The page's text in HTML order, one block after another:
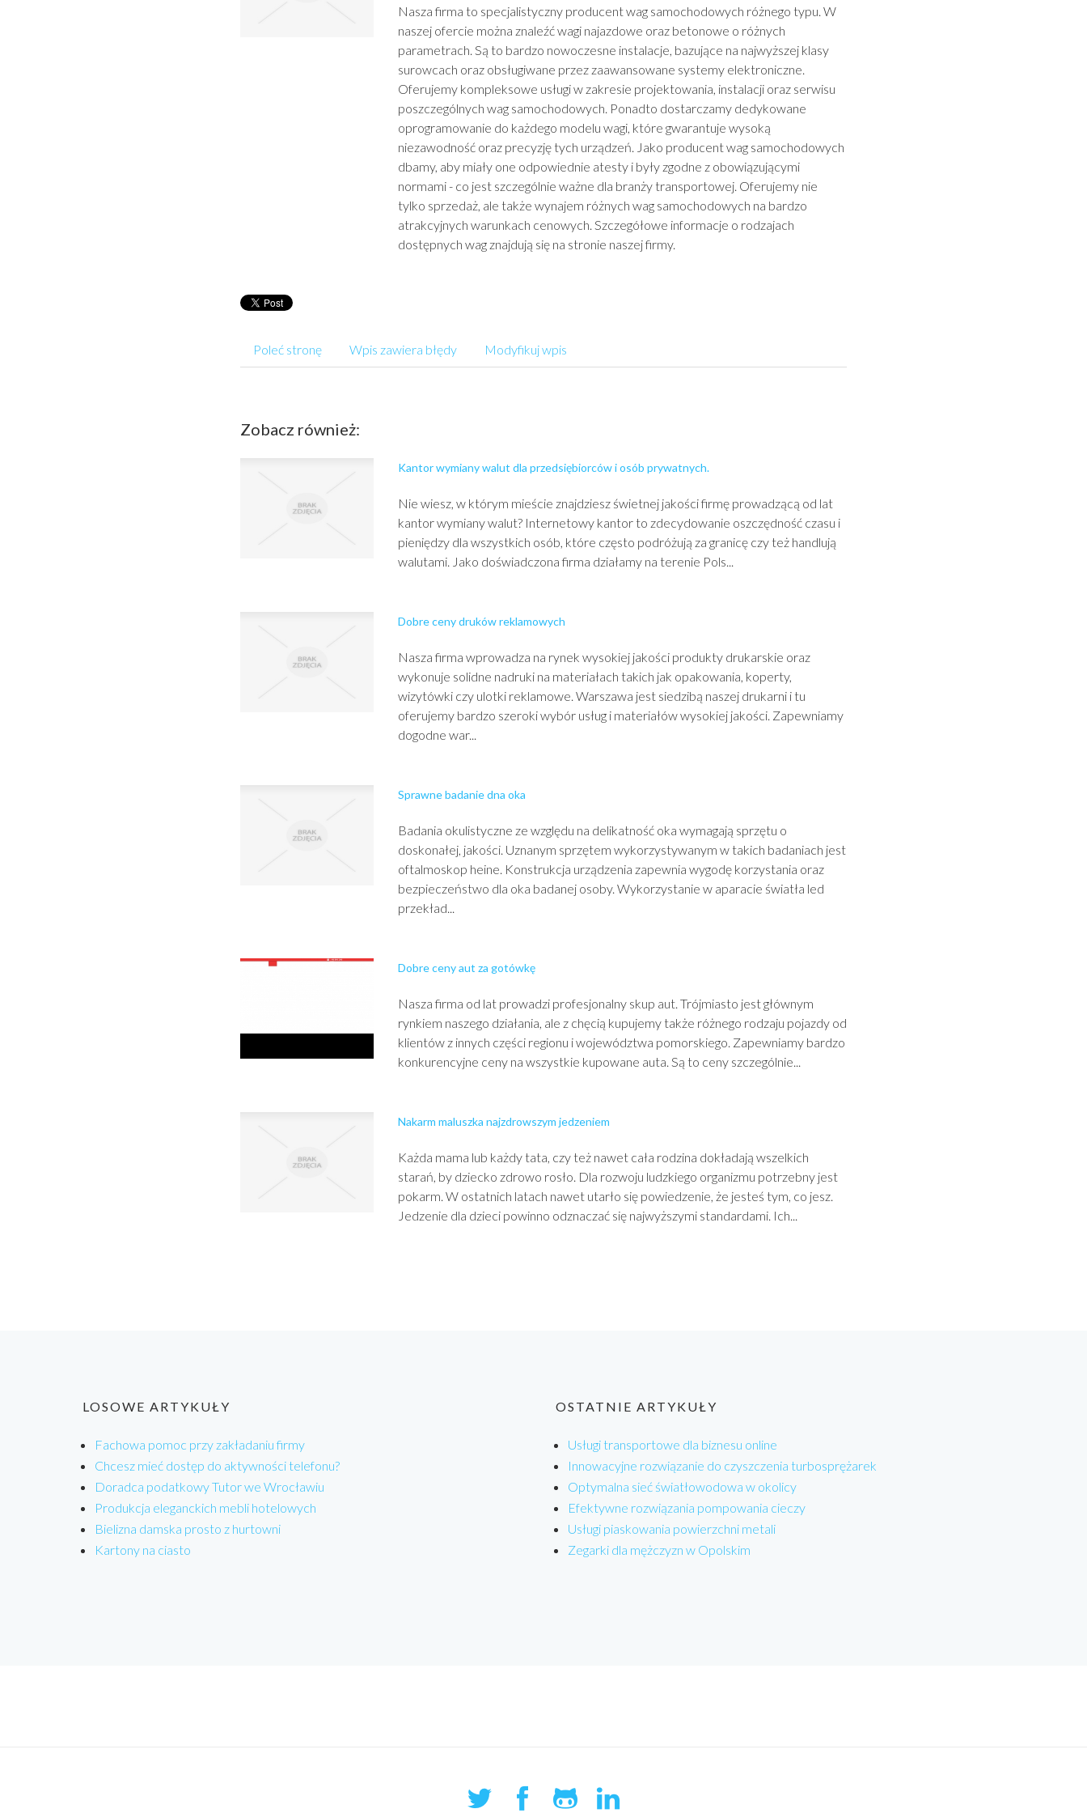
Nasza firma to specjalistyczny producent wag samochodowych różnego typu. W
naszej ofercie można znaleźć wagi najazdowe oraz betonowe o różnych
parametrach. Są to bardzo nowoczesne instalacje, bazujące na najwyższej klasy
surowcach oraz obsługiwane przez zaawansowane systemy elektroniczne.
Oferujemy kompleksowe usługi w zakresie projektowania, instalacji oraz serwisu
poszczególnych wag samochodowych. Ponadto dostarczamy dedykowane
oprogramowanie do każdego modelu wagi, które gwarantuje wysoką
niezawodność oraz precyzję tych urządzeń. Jako producent wag samochodowych
dbamy, aby miały one odpowiednie atesty i były zgodne z obowiązującymi
normami - co jest szczególnie ważne dla branży transportowej. Oferujemy nie
tylko sprzedaż, ale także wynajem różnych wag samochodowych na bardzo
atrakcyjnych warunkach cenowych. Szczegółowe informacje o rodzajach
dostępnych wag znajdują się na stronie naszej firmy.
Poleć stronę Wpis zawiera błędy Modyfikuj wpis
Zobacz również:
Kantor wymiany walut dla przedsiębiorców i osób prywatnych.
Nie wiesz, w którym mieście znajdziesz świetnej jakości firmę prowadzącą od lat
kantor wymiany walut? Internetowy kantor to zdecydowanie oszczędność czasu i
pieniędzy dla wszystkich osób, które często podróżują za granicę czy też handlują
walutami. Jako doświadczona firma działamy na terenie Pols...
Dobre ceny druków reklamowych
Nasza firma wprowadza na rynek wysokiej jakości produkty drukarskie oraz
wykonuje solidne nadruki na materiałach takich jak opakowania, koperty,
wizytówki czy ulotki reklamowe. Warszawa jest siedzibą naszej drukarni i tu
oferujemy bardzo szeroki wybór usług i materiałów wysokiej jakości. Zapewniamy
dogodne war...
Sprawne badanie dna oka
Badania okulistyczne ze względu na delikatność oka wymagają sprzętu o
doskonałej, jakości. Uznanym sprzętem wykorzystywanym w takich badaniach jest
oftalmoskop heine. Konstrukcja urządzenia zapewnia wygodę korzystania oraz
bezpieczeństwo dla oka badanej osoby. Wykorzystanie w aparacie światła led
przekład...
Dobre ceny aut za gotówkę
Nasza firma od lat prowadzi profesjonalny skup aut. Trójmiasto jest głównym
rynkiem naszego działania, ale z chęcią kupujemy także różnego rodzaju pojazdy od
klientów z innych części regionu i województwa pomorskiego. Zapewniamy bardzo
konkurencyjne ceny na wszystkie kupowane auta. Są to ceny szczególnie...
Nakarm maluszka najzdrowszym jedzeniem
Każda mama lub każdy tata, czy też nawet cała rodzina dokładają wszelkich
starań, by dziecko zdrowo rosło. Dla rozwoju ludzkiego organizmu potrzebny jest
pokarm. W ostatnich latach nawet utarło się powiedzenie, że jesteś tym, co jesz.
Jedzenie dla dzieci powinno odznaczać się najwyższymi standardami. Ich...
LOSOWE ARTYKUŁY
Fachowa pomoc przy zakładaniu firmy
Chcesz mieć dostęp do aktywności telefonu?
Doradca podatkowy Tutor we Wrocławiu
Produkcja eleganckich mebli hotelowych
Bielizna damska prosto z hurtowni
Kartony na ciasto
OSTATNIE ARTYKUŁY
Usługi transportowe dla biznesu online
Innowacyjne rozwiązanie do czyszczenia turbosprężarek
Optymalna sieć światłowodowa w okolicy
Efektywne rozwiązania pompowania cieczy
Usługi piaskowania powierzchni metali
Zegarki dla mężczyzn w Opolskim